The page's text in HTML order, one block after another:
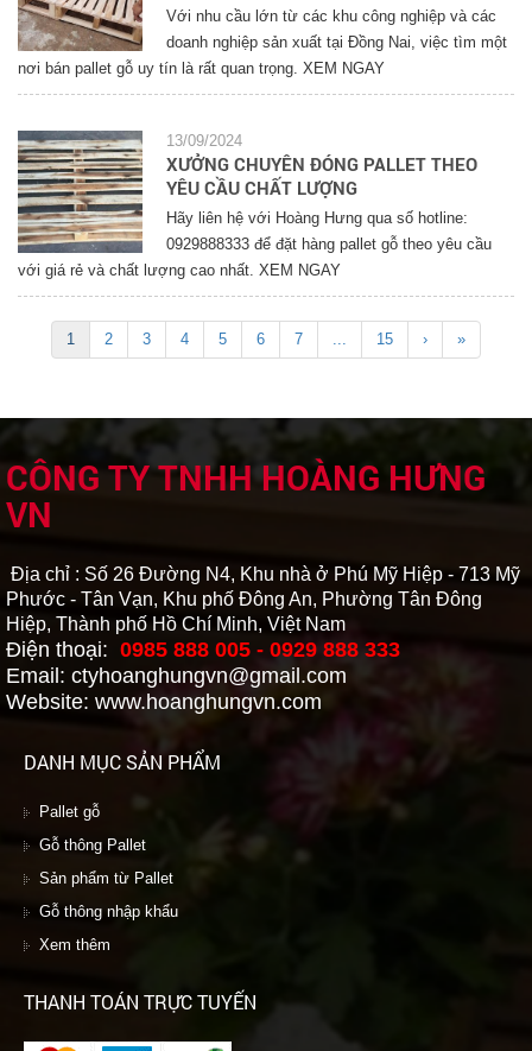
Với nhu cầu lớn từ các khu công nghiệp và các
doanh nghiệp sản xuất tại Đồng Nai, việc tìm một
nơi bán pallet gỗ uy tín là rất quan trọng. XEM NGAY
13/09/2024
XƯỞNG CHUYÊN ĐÓNG PALLET THEO
YÊU CẦU CHẤT LƯỢNG
Hãy liên hệ với Hoàng Hưng qua số hotline:
0929888333 để đặt hàng pallet gỗ theo yêu cầu
với giá rẻ và chất lượng cao nhất. XEM NGAY
1 2 3 4 5 6 7 ... 15 › »
CÔNG TY TNHH HOÀNG HƯNG
VN
Địa chỉ : Số 26 Đường N4, Khu nhà ở Phú Mỹ Hiệp - 713 Mỹ
Phước - Tân Vạn, Khu phố Đông An, Phường Tân Đông
Hiệp, Thành phố Hồ Chí Minh, Việt Nam
Điện thoại: 0985 888 005 - 0929 888 333
Email: ctyhoanghungvn@gmail.com
Website: www.hoanghungvn.com
DANH MỤC SẢN PHẨM
Pallet gỗ
Gỗ thông Pallet
Sản phẩm từ Pallet
Gỗ thông nhập khẩu
Xem thêm
THANH TOÁN TRỰC TUYẾN